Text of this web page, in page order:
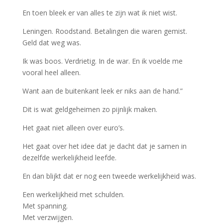
En toen bleek er van alles te zijn wat ik niet wist.
Leningen. Roodstand. Betalingen die waren gemist.
Geld dat weg was.
Ik was boos. Verdrietig. In de war. En ik voelde me
vooral heel alleen.
Want aan de buitenkant leek er niks aan de hand.”
Dit is wat geldgeheimen zo pijnlijk maken.
Het gaat niet alleen over euro’s.
Het gaat over het idee dat je dacht dat je samen in
dezelfde werkelijkheid leefde.
En dan blijkt dat er nog een tweede werkelijkheid was.
Een werkelijkheid met schulden.
Met spanning.
Met verzwijgen.